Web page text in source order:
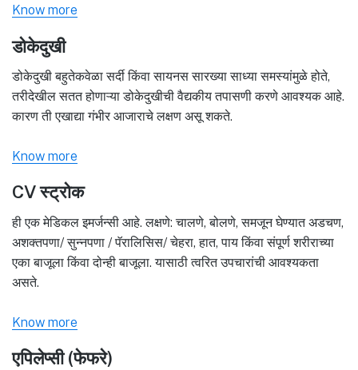
Know more
डोकेदुखी
डोकेदुखी बहुतेकवेळा सर्दी किंवा सायनस सारख्या साध्या समस्यांमुळे होते,
तरीदेखील सतत होणाऱ्या डोकेदुखीची वैद्यकीय तपासणी करणे आवश्यक आहे.
कारण ती एखाद्या गंभीर आजाराचे लक्षण असू शकते.
Know more
CV स्ट्रोक
ही एक मेडिकल इमर्जन्सी आहे. लक्षणे: चालणे, बोलणे, समजून घेण्यात अडचण,
अशक्तपणा/ सुन्नपणा / पॅरालिसिस/ चेहरा, हात, पाय किंवा संपूर्ण शरीराच्या
एका बाजूला किंवा दोन्ही बाजूला. यासाठी त्वरित उपचारांची आवश्यकता
असते.
Know more
एपिलेप्सी (फेफरे)